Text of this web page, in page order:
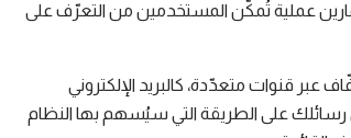
عملية تُمكّن المستخدمين من التعرّف على
عبر قنوات متعدّدة، كالبريد الإلكتروني
رسائلك على الطريقة التي سيُسهم بها النظام